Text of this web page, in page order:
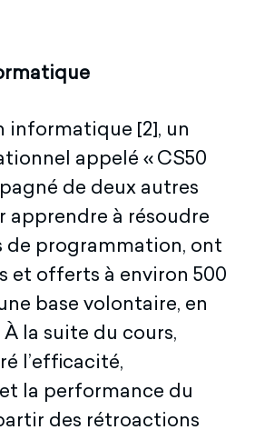
informatique [2], un
appelé « CS50
de deux autres
apprendre à résoudre
de programmation, ont
et offerts à environ 500
base volontaire, en
la suite du cours,
l’efficacité,
et la performance du
des rétroactions